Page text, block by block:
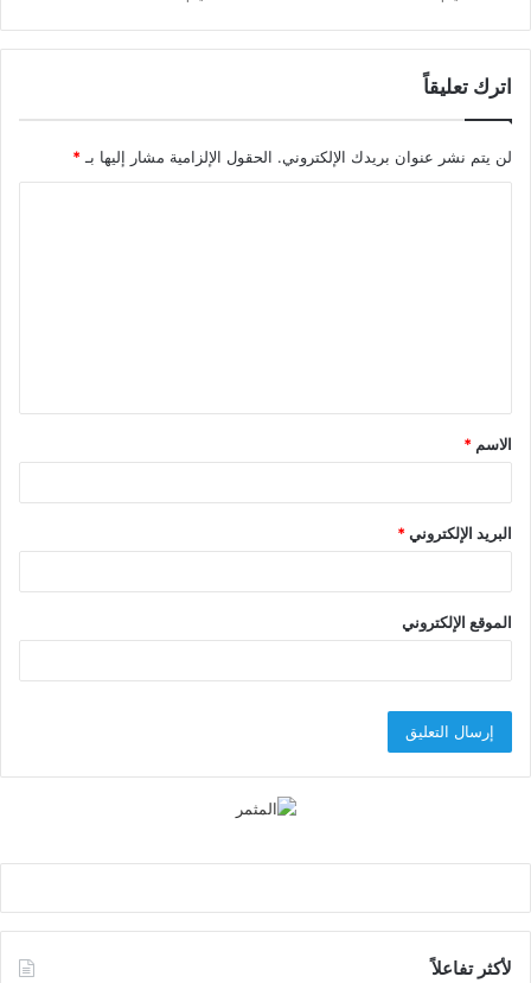
اترك تعليقاً
لن يتم نشر عنوان بريدك الإلكتروني. الحقول الإلزامية مشار إليها بـ *
ق
*
الاسم *
البريد الإلكتروني*
الموقع الإلكتروني
لأكثر تفاعلاً